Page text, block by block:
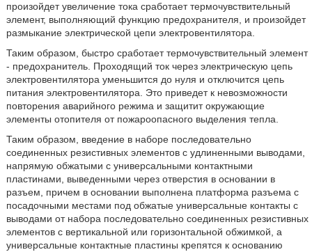
произойдет увеличение тока сработает термочувствительный
элемент, выполняющий функцию предохранителя, и произойдет
размыкание электрической цепи электровентилятора.
Таким образом, быстро сработает термочувствительный элемент
- предохранитель. Проходящий ток через электрическую цепь
электровентилятора уменьшится до нуля и отключится цепь
питания электровентилятора. Это приведет к невозможности
повторения аварийного режима и защитит окружающие
элементы отопителя от пожароопасного выделения тепла.
Таким образом, введение в наборе последовательно
соединенных резистивных элементов с удлиненными выводами,
напрямую обжатыми с универсальными контактными
пластинами, выведенными через отверстия в основании в
разъем, причем в основании выполнена платформа разъема с
посадочными местами под обжатые универсальные контакты с
выводами от набора последовательно соединенных резистивных
элементов с вертикальной или горизонтальной обжимкой, а
универсальные контактные пластины крепятся к основанию